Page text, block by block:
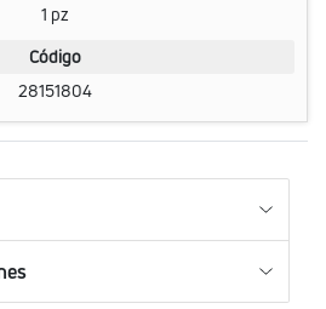
1 pz
Código
28151804